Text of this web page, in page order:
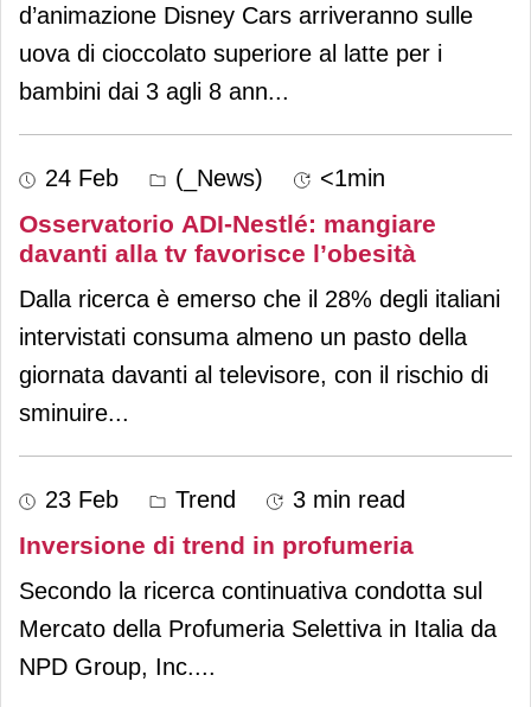
d’animazione Disney Cars arriveranno sulle
uova di cioccolato superiore al latte per i
bambini dai 3 agli 8 ann...
24 Feb (_News) <1min
Osservatorio ADI-Nestlé: mangiare
davanti alla tv favorisce l’obesità
Dalla ricerca è emerso che il 28% degli italiani
intervistati consuma almeno un pasto della
giornata davanti al televisore, con il rischio di
sminuire...
23 Feb Trend 3 min read
Inversione di trend in profumeria
Secondo la ricerca continuativa condotta sul
Mercato della Profumeria Selettiva in Italia da
NPD Group, Inc....